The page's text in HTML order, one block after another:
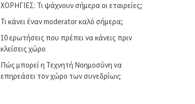
ΧΟΡΗΓΙΕΣ: Τι ψάχνουν σήμερα οι εταιρείες;
Τι κάνει έναν moderator καλό σήμερα;
10 ερωτήσεις που πρέπει να κάνεις πριν
κλείσεις χώρο
Πώς μπορεί η Τεχνητή Νοημοσύνη να
επηρεάσει τον χώρο των συνεδρίων;